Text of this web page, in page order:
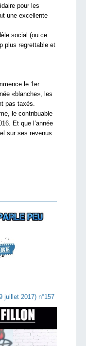
pour les
une excellente
social (ou ce
plus regrettable et
le 1er
«blanche», les
pas taxés.
le contribuable
Et que l’année
sur ses revenus
juillet 2017) n°157